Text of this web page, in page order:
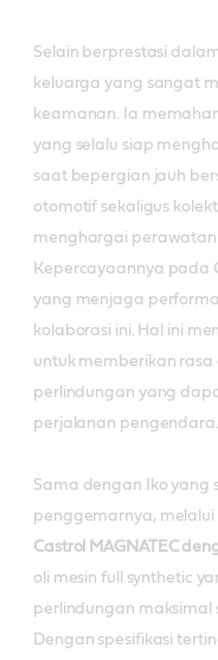
Selain berprestasi
keluarga yang sangat
keamanan. Ia
yang selalu siap
saat bepergian jauh
otomotif sekaligus
menghargai perawatan
Kepercayaannya pada
yang menjaga
kolaborasi ini. Hal ini
untuk memberikan
perlindungan yang
perjalanan pengendara.
Sama dengan Iko yang
penggemarnya, melalui
Castrol MAGNATEC
oli mesin full synthetic
perlindungan maksimal
Dengan spesifikasi